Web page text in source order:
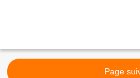
Page